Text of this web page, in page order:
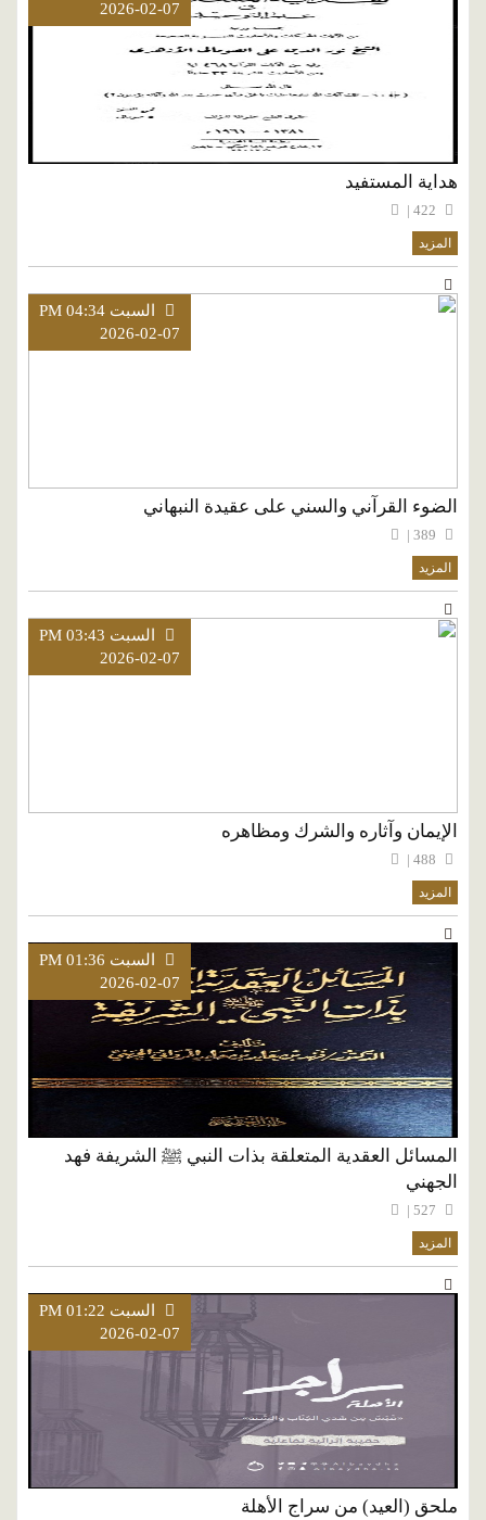
2026-02-07
هداية المستفيد
المزيد
السبت PM 04:34
2026-02-07
الضوء القرآني والسني على عقيدة النبهاني
المزيد
السبت PM 03:43
2026-02-07
الإيمان وآثاره والشرك ومظاهره
المزيد
السبت PM 01:36
2026-02-07
المسائل العقدية المتعلقة بذات النبي ﷺ الشريفة فهد
الجهني
المزيد
السبت PM 01:22
2026-02-07
ملحق (العيد) من سراج الأهلة